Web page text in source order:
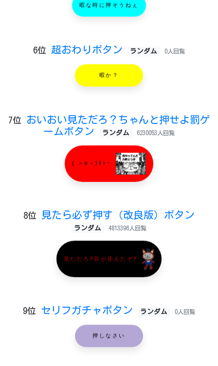
暇な時に押そうねぇ
6位 超おわりボタン ランダム 0人回覧
暇か？
7位
おいおい見ただろ？ちゃんと押せよ罰ゲ
ームボタン
ランダム 6230053人回覧
( ＞o＜)ｷｬｰ
8位 見たら必ず押す（改良版）ボタン
ランダム 4813396人回覧
見ただろ?目が見えたぞ?
9位 セリフガチャボタン ランダム 0人回覧
押しなさい